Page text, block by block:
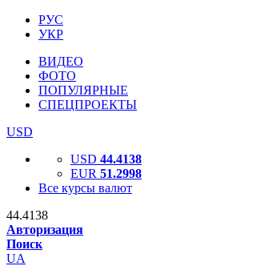
РУС
УКР
ВИДЕО
ФОТО
ПОПУЛЯРНЫЕ
СПЕЦПРОЕКТЫ
USD
USD 44.4138
EUR 51.2998
Все курсы валют
44.4138
Авторизация
Поиск
UA